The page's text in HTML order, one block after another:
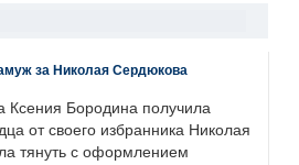
за Николая Сердюкова
Ксения Бородина получила
от своего избранника Николая
тянуть с оформлением